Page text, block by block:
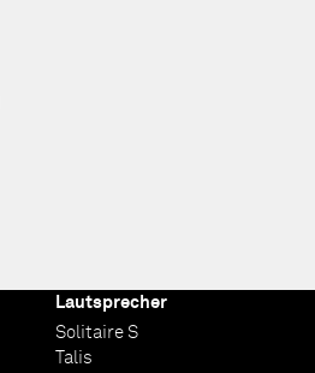
Lautsprecher
Solitaire S
Talis